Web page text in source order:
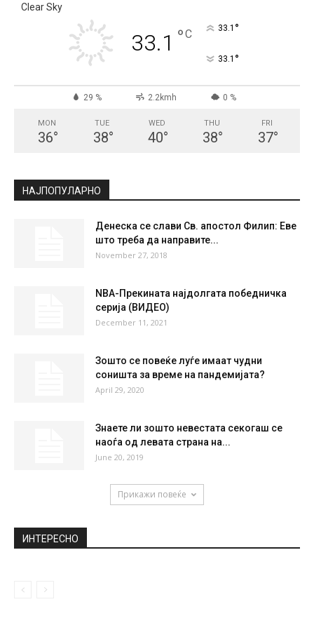
Clear Sky
33.1 °C 33.1 °
33.1 °
29 % 2.2kmh 0 %
MON
36°
TUE
38°
WED
40°
THU
38°
FRI
37°
НАЈПОПУЛАРНО
Денеска се слави Св. апостол Филип: Еве
што треба да направите...
November 27, 2018
NBA-Прекината најдолгата победничка
серија (ВИДЕО)
December 11, 2021
Зошто се повеќе луѓе имаат чудни
соништа за време на пандемијата?
April 29, 2020
Знаете ли зошто невестата секогаш се
наоѓа од левата страна на...
June 20, 2019
Прикажи повеќе
ИНТЕРЕСНО